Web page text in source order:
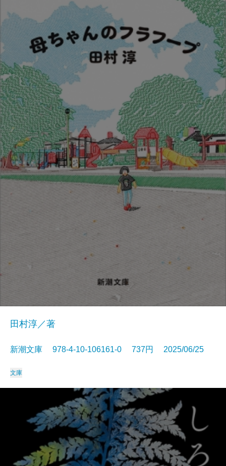
田村淳／著
新潮文庫 978-4-10-106161-0 737円 2025/06/25
文庫